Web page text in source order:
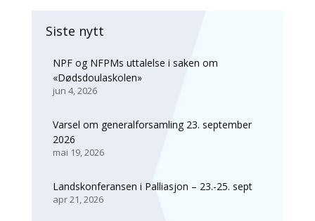
Siste nytt
NPF og NFPMs uttalelse i saken om
«Dødsdoulaskolen»
jun 4, 2026
Varsel om generalforsamling 23. september
2026
mai 19, 2026
Landskonferansen i Palliasjon – 23.-25. sept
apr 21, 2026